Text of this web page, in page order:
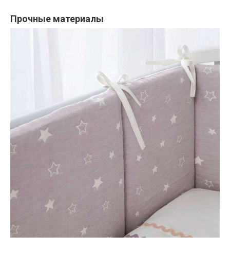
Прочные материалы